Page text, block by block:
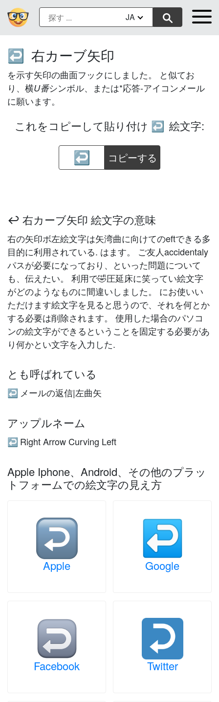
JA
↩️ 右カーブ矢印
を示す矢印の曲面フックにしました。 と似てお
り、横U番シンボル、または*応答-アイコンメール
に願います。
これをコピーして貼り付け ↩️ 絵文字:
コピーする
↩️ 右カーブ矢印 絵文字の意味
右の矢印ボ左絵文字は矢湾曲に向けてのeftできる多
目的に利用されている. はます。 ご友人accidentaly
パスが必要になっており、といった問題について
も、伝えたい。 利用で🤣圧延床に笑ってい絵文字
がどのようなものに間違いしました。 にお使いい
ただけます絵文字を見ると思うので、それを何とか
する必要は削除されます。 使用した場合のパソコ
ンの絵文字ができるということを固定する必要があ
り何かとい文字を入力した.
とも呼ばれている
↩️ メールの返信|左曲矢
アップルネーム
↩️ Right Arrow Curving Left
Apple Iphone、Android、その他のプラッ
トフォームでの絵文字の見え方
Apple Google
Facebook Twitter